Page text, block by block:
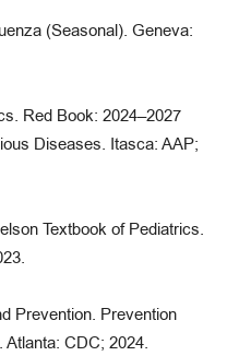
(Seasonal). Geneva:
Red Book: 2024–2027
Diseases. Itasca: AAP;
Textbook of Pediatrics.
Prevention. Prevention
CDC; 2024.